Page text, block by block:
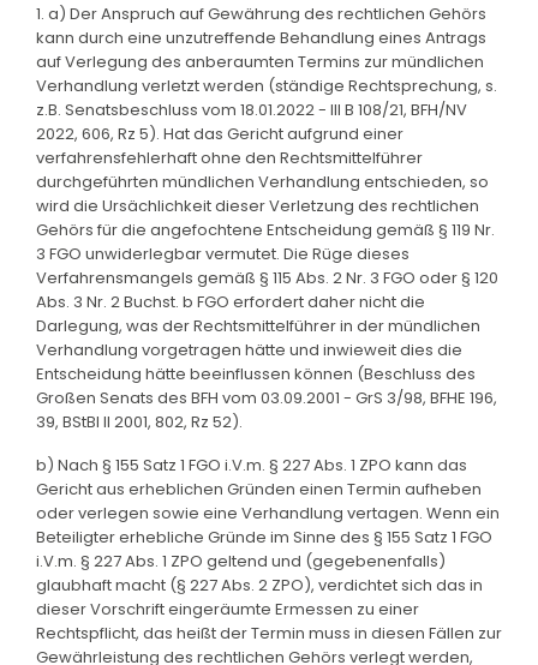
1. a) Der Anspruch auf Gewährung des rechtlichen Gehörs
kann durch eine unzutreffende Behandlung eines Antrags
auf Verlegung des anberaumten Termins zur mündlichen
Verhandlung verletzt werden (ständige Rechtsprechung, s.
z.B. Senatsbeschluss vom 18.01.2022 - III B 108/21, BFH/NV
2022, 606, Rz 5). Hat das Gericht aufgrund einer
verfahrensfehlerhaft ohne den Rechtsmittelführer
durchgeführten mündlichen Verhandlung entschieden, so
wird die Ursächlichkeit dieser Verletzung des rechtlichen
Gehörs für die angefochtene Entscheidung gemäß § 119 Nr.
3 FGO unwiderlegbar vermutet. Die Rüge dieses
Verfahrensmangels gemäß § 115 Abs. 2 Nr. 3 FGO oder § 120
Abs. 3 Nr. 2 Buchst. b FGO erfordert daher nicht die
Darlegung, was der Rechtsmittelführer in der mündlichen
Verhandlung vorgetragen hätte und inwieweit dies die
Entscheidung hätte beeinflussen können (Beschluss des
Großen Senats des BFH vom 03.09.2001 - GrS 3/98, BFHE 196,
39, BStBl II 2001, 802, Rz 52).
b) Nach § 155 Satz 1 FGO i.V.m. § 227 Abs. 1 ZPO kann das
Gericht aus erheblichen Gründen einen Termin aufheben
oder verlegen sowie eine Verhandlung vertagen. Wenn ein
Beteiligter erhebliche Gründe im Sinne des § 155 Satz 1 FGO
i.V.m. § 227 Abs. 1 ZPO geltend und (gegebenenfalls)
glaubhaft macht (§ 227 Abs. 2 ZPO), verdichtet sich das in
dieser Vorschrift eingeräumte Ermessen zu einer
Rechtspflicht, das heißt der Termin muss in diesen Fällen zur
Gewährleistung des rechtlichen Gehörs verlegt werden,